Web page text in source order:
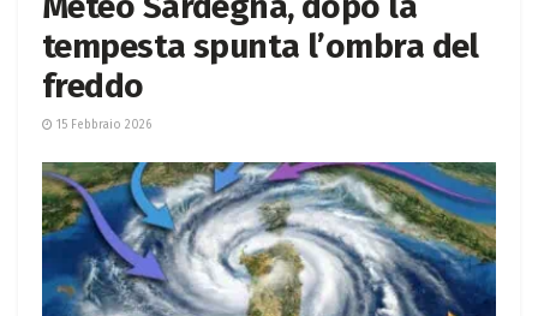
tempesta spunta l’ombra del
freddo
15 Febbraio 2026